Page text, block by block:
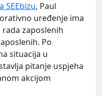
SEEbizu, Paul
uređenje ima
rada zaposlenih
Po
situacija u
pitanje uspjeha
akcijom